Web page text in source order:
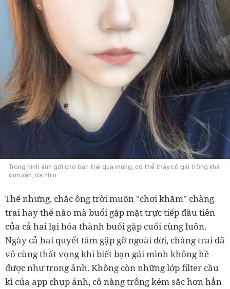
Trong hình ảnh gửi cho bạn trai qua mạng, có thể thấy cô gái trông khá
xinh xắn, ưa nhìn
Thế nhưng, chắc ông trời muốn "chơi khăm" chàng
trai hay thế nào mà buổi gặp mặt trực tiếp đầu tiên
của cả hai lại hóa thành buổi gặp cuối cùng luôn.
Ngày cả hai quyết tâm gặp gỡ ngoài đời, chàng trai đã
vô cùng thất vọng khi biết bạn gái mình không hề
được như trong ảnh. Không còn những lớp filter cầu
kì của app chụp ảnh, cô nàng trông kém sắc hơn hẳn